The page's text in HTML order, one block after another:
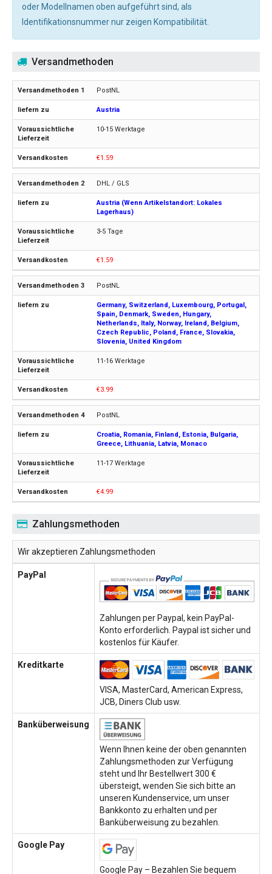
oder Modellnamen oben aufgeführt sind, als
Identifikationsnummer nur zeigen Kompatibilität.
Versandmethoden
PostNL
Austria
10-15 Werktage
€1.59
DHL / GLS
Austria (Wenn Artikelstandort: Lokales
Lagerhaus)
3-5 Tage
€1.59
PostNL
Germany, Switzerland, Luxembourg, Portugal,
Spain, Denmark, Sweden, Hungary,
Netherlands, Italy, Norway, Ireland, Belgium,
Czech Republic, Poland, France, Slovakia,
Slovenia, United Kingdom
11-16 Werktage
€3.99
PostNL
Croatia, Romania, Finland, Estonia, Bulgaria,
Greece, Lithuania, Latvia, Monaco
11-17 Werktage
€4.99
Zahlungsmethoden
Wir akzeptieren Zahlungsmethoden
PayPal
Zahlungen per Paypal, kein PayPal-
Konto erforderlich. Paypal ist sicher und
kostenlos für Käufer.
Kreditkarte
VISA, MasterCard, American Express,
JCB, Diners Club usw.
Banküberweisung
Wenn Ihnen keine der oben genannten
Zahlungsmethoden zur Verfügung
steht und Ihr Bestellwert 300 €
übersteigt, wenden Sie sich bitte an
unseren Kundenservice, um unser
Bankkonto zu erhalten und per
Banküberweisung zu bezahlen.
Google Pay
Google Pay – Bezahlen Sie bequem